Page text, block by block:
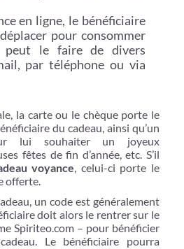
en ligne, le bénéficiaire
pour consommer
peut le faire de divers
par téléphone ou via
la carte ou le chèque porte le
du cadeau, ainsi qu’un
lui souhaiter un joyeux
fêtes de fin d’année, etc. S’il
voyance , celui-ci porte le
offerte.
un code est généralement
doit alors le rentrer sur le
Spiriteo.com – pour bénéficier
Le bénéficiaire pourra